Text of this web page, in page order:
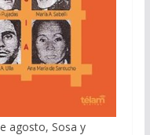
agosto, Sosa y